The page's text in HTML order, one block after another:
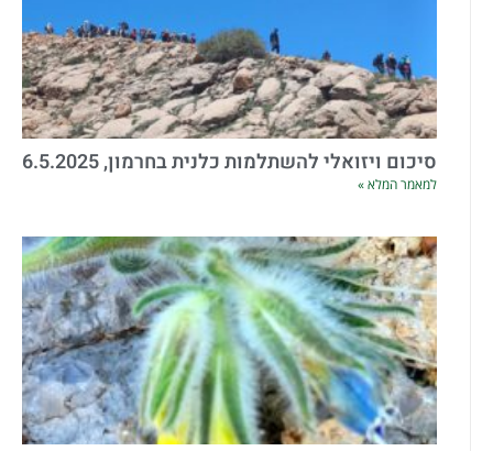
סיכום ויזואלי להשתלמות כלנית בחרמון, 6.5.2025
למאמר המלא »